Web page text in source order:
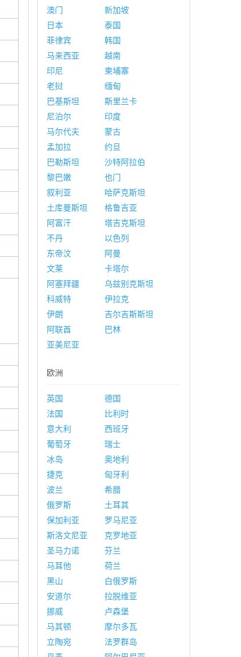
澳门
新加坡
日本
泰国
菲律宾
韩国
马来西亚
越南
印尼
柬埔寨
老挝
缅甸
巴基斯坦
斯里兰卡
尼泊尔
印度
马尔代夫
蒙古
孟加拉
约旦
巴勒斯坦
沙特阿拉伯
黎巴嫩
也门
叙利亚
哈萨克斯坦
土库曼斯坦
格鲁吉亚
阿富汗
塔吉克斯坦
不丹
以色列
东帝汶
阿曼
文莱
卡塔尔
阿塞拜疆
乌兹别克斯坦
科威特
伊拉克
伊朗
吉尔吉斯斯坦
阿联酋
巴林
亚美尼亚
欧洲
英国
德国
法国
比利时
意大利
西班牙
葡萄牙
瑞士
冰岛
奥地利
捷克
匈牙利
波兰
希腊
俄罗斯
土耳其
保加利亚
罗马尼亚
斯洛文尼亚
克罗地亚
圣马力诺
芬兰
马耳他
荷兰
黑山
白俄罗斯
安道尔
拉脱维亚
挪威
卢森堡
马其顿
摩尔多瓦
立陶宛
法罗群岛